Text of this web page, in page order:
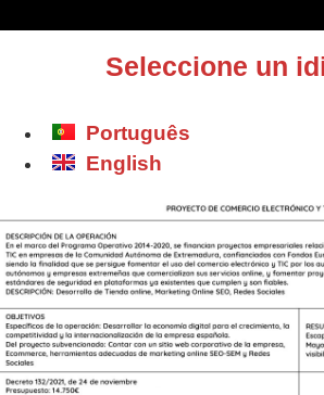
Seleccione un
Português
English